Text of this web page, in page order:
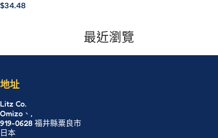
$34.48
最近瀏覽
地址
Litz Co.
Omizo、,
919-0628 福井縣粟良市
日本